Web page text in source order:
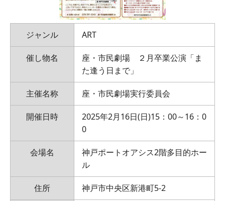
ジャンル ART
催し物名
座・市民劇場 ２月卒業公演「ま
た逢う日まで」
主催名称 座・市民劇場実行委員会
開催日時
2025年2月16日(日)15：00～16：0
0
会場名
神戸ポートオアシス2階多目的ホー
ル
住所 神戸市中央区新港町5‐2